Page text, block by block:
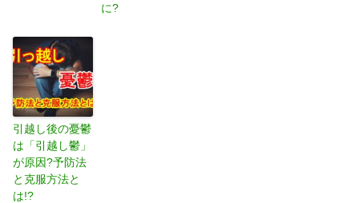
に?
引越し後の憂鬱
は「引越し鬱」
が原因?予防法
と克服方法と
は!?